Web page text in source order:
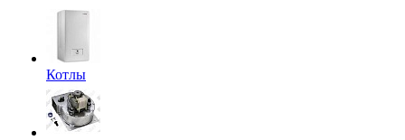
Котлы